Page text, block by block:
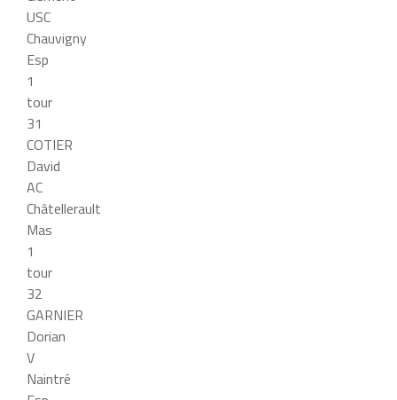
USC
Chauvigny
Esp
1
tour
31
COTIER
David
AC
Châtellerault
Mas
1
tour
32
GARNIER
Dorian
V
Naintré